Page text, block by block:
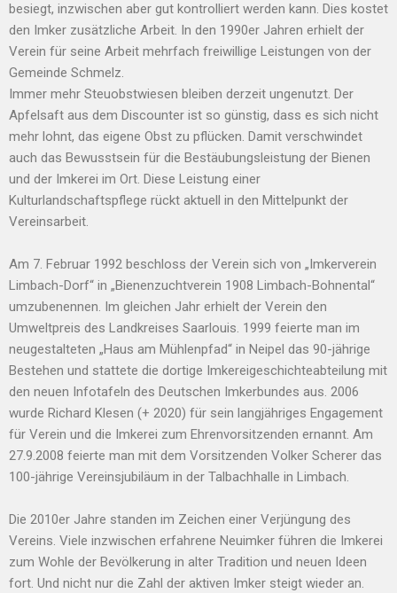
besiegt, inzwischen aber gut kontrolliert werden kann. Dies kostet
den Imker zusätzliche Arbeit. In den 1990er Jahren erhielt der
Verein für seine Arbeit mehrfach freiwillige Leistungen von der
Gemeinde Schmelz.
Immer mehr Steuobstwiesen bleiben derzeit ungenutzt. Der
Apfelsaft aus dem Discounter ist so günstig, dass es sich nicht
mehr lohnt, das eigene Obst zu pflücken. Damit verschwindet
auch das Bewusstsein für die Bestäubungsleistung der Bienen
und der Imkerei im Ort. Diese Leistung einer
Kulturlandschaftspflege rückt aktuell in den Mittelpunkt der
Vereinsarbeit.
Am 7. Februar 1992 beschloss der Verein sich von „Imkerverein
Limbach-Dorf“ in „Bienenzuchtverein 1908 Limbach-Bohnental“
umzubenennen. Im gleichen Jahr erhielt der Verein den
Umweltpreis des Landkreises Saarlouis. 1999 feierte man im
neugestalteten „Haus am Mühlenpfad“ in Neipel das 90-jährige
Bestehen und stattete die dortige Imkereigeschichteabteilung mit
den neuen Infotafeln des Deutschen Imkerbundes aus. 2006
wurde Richard Klesen (+ 2020) für sein langjähriges Engagement
für Verein und die Imkerei zum Ehrenvorsitzenden ernannt. Am
27.9.2008 feierte man mit dem Vorsitzenden Volker Scherer das
100-jährige Vereinsjubiläum in der Talbachhalle in Limbach.
Die 2010er Jahre standen im Zeichen einer Verjüngung des
Vereins. Viele inzwischen erfahrene Neuimker führen die Imkerei
zum Wohle der Bevölkerung in alter Tradition und neuen Ideen
fort. Und nicht nur die Zahl der aktiven Imker steigt wieder an.